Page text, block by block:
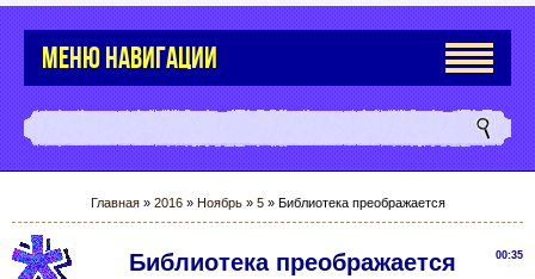
МЕНЮ НАВИГАЦИИ
Главная» 2016 » Ноябрь » 5» Библиотека преображается
00:35
Библиотека преображается